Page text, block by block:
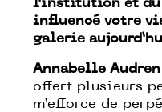
l’institution et
influencé votre
galerie
Annabelle Audren
offert plusieurs
m’efforce de